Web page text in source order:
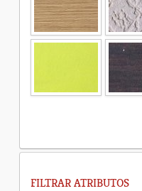
FILTRAR ATRIBUTOS